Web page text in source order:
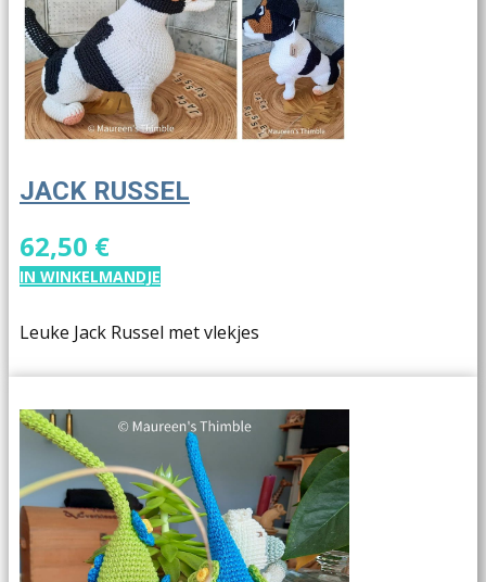
JACK RUSSEL
62,50 €
IN WINKELMANDJE
Leuke Jack Russel met vlekjes